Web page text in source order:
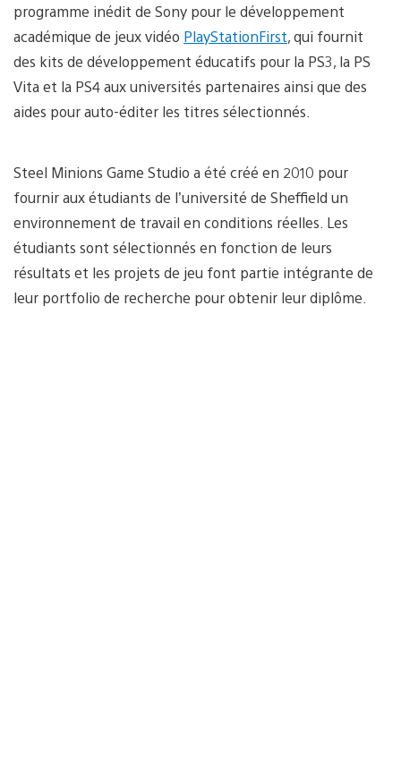
programme inédit de Sony pour le développement
académique de jeux vidéo PlayStationFirst, qui fournit
des kits de développement éducatifs pour la PS3, la PS
Vita et la PS4 aux universités partenaires ainsi que des
aides pour auto-éditer les titres sélectionnés.
Steel Minions Game Studio a été créé en 2010 pour
fournir aux étudiants de l’université de Sheffield un
environnement de travail en conditions réelles. Les
étudiants sont sélectionnés en fonction de leurs
résultats et les projets de jeu font partie intégrante de
leur portfolio de recherche pour obtenir leur diplôme.